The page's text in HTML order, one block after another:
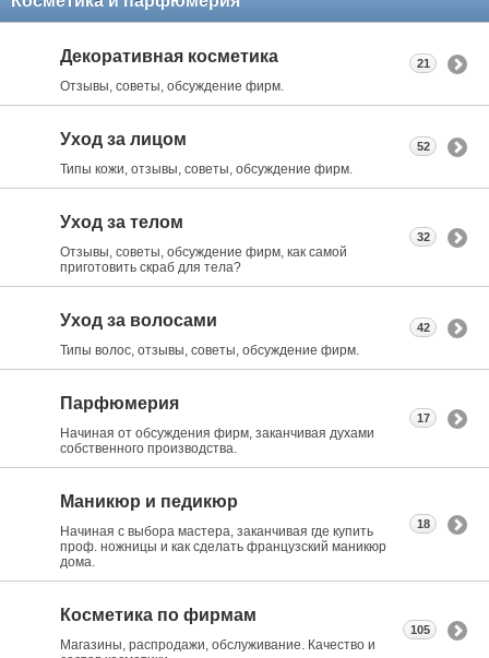
Декоративная косметика
Отзывы, советы, обсуждение фирм.
21
Уход за лицом
Типы кожи, отзывы, советы, обсуждение фирм.
52
Уход за телом
Отзывы, советы, обсуждение фирм, как самой
приготовить скраб для тела?
32
Уход за волосами
Типы волос, отзывы, советы, обсуждение фирм.
42
Парфюмерия
Начиная от обсуждения фирм, заканчивая духами
собственного производства.
17
Маникюр и педикюр
Начиная с выбора мастера, заканчивая где купить
проф. ножницы и как сделать французский маникюр
дома.
18
Косметика по фирмам
Магазины, распродажи, обслуживание. Качество и
105